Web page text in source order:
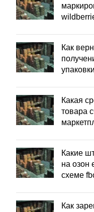
Как
упаковки
Какая
товара
Какие
на озон
схеме
Как